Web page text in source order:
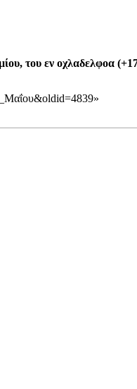
του εν οχλαδελφοα
»